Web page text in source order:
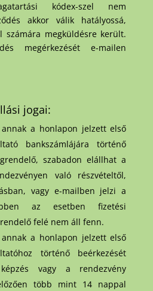
kódex-szel nem
akkor válik hatályossá,
megküldésre került.
megérkezését e-mailen
jogai:
a honlapon jelzett első
bankszámlájára történő
szabadon elállhat a
való részvételtől,
vagy e-mailben jelzi a
az esetben fizetési
felé nem áll fenn.
a honlapon jelzett első
történő beérkezését
vagy a rendezvény
több mint 14 nappal